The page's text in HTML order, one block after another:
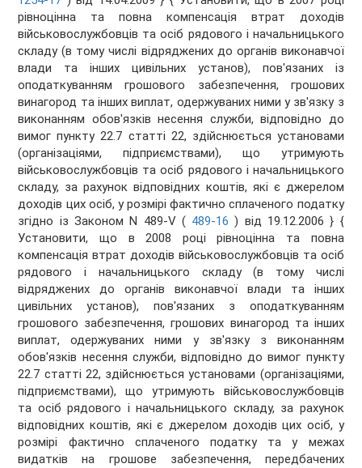
рівноцінна та повна компенсація втрат доходів
військовослужбовців та осіб рядового і начальницького
складу (в тому числі відряджених до органів виконавчої
влади та інших цивільних установ), пов'язаних із
оподаткуванням грошового забезпечення, грошових
винагород та інших виплат, одержуваних ними у зв'язку з
виконанням обов'язків несення служби, відповідно до
вимог пункту 22.7 статті 22, здійснюється установами
(організаціями, підприємствами), що утримують
військовослужбовців та осіб рядового і начальницького
складу, за рахунок відповідних коштів, які є джерелом
доходів цих осіб, у розмірі фактично сплаченого податку
згідно із Законом N 489-V ( 489-16 ) від 19.12.2006 } {
Установити, що в 2008 році рівноцінна та повна
компенсація втрат доходів військовослужбовців та осіб
рядового і начальницького складу (в тому числі
відряджених до органів виконавчої влади та інших
цивільних установ), пов'язаних з оподаткуванням
грошового забезпечення, грошових винагород та інших
виплат, одержуваних ними у зв'язку з виконанням
обов'язків несення служби, відповідно до вимог пункту
22.7 статті 22, здійснюється установами (організаціями,
підприємствами), що утримують військовослужбовців
та осіб рядового і начальницького складу, за рахунок
відповідних коштів, які є джерелом доходів цих осіб, у
розмірі фактично сплаченого податку та у межах
видатків на грошове забезпечення, передбачених